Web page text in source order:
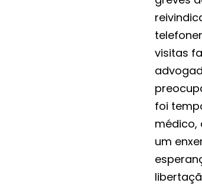
visitas
foi
médico,
um